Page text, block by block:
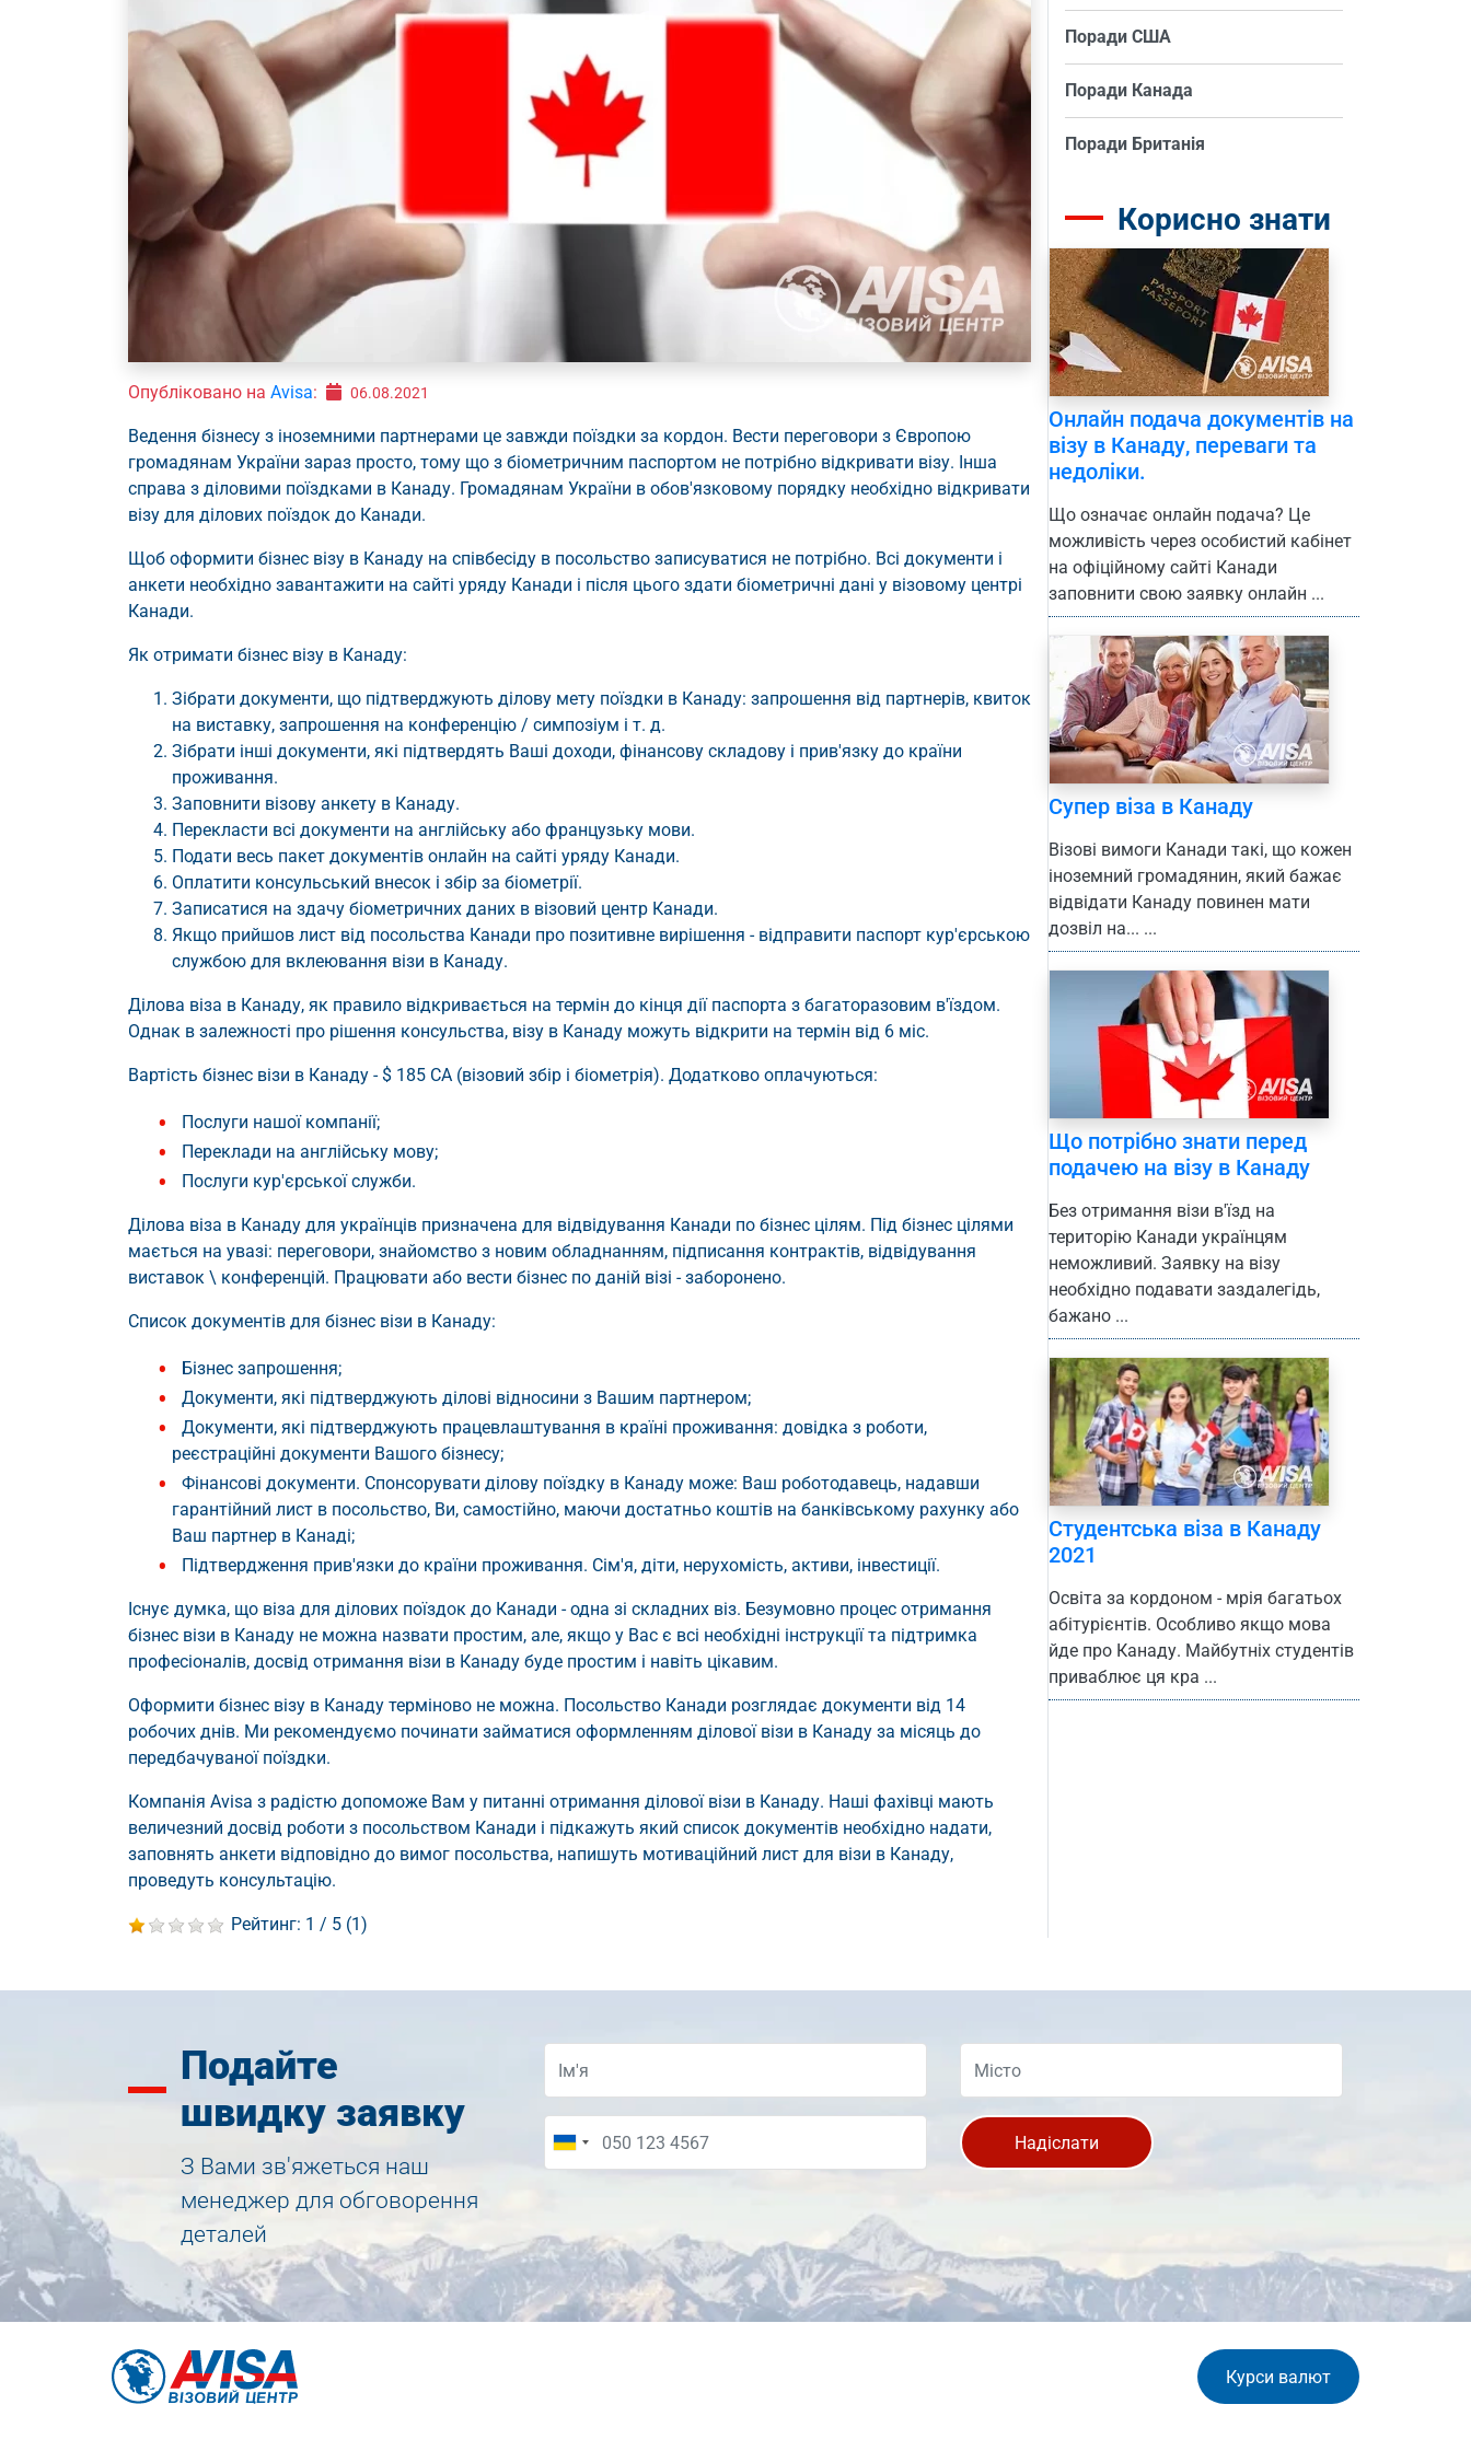
Опубліковано на Avisa: 06.08.2021
Ведення бізнесу з іноземними партнерами це завжди поїздки за кордон. Вести переговори з Європою
громадянам України зараз просто, тому що з біометричним паспортом не потрібно відкривати візу. Інша
справа з діловими поїздками в Канаду. Громадянам України в обов'язковому порядку необхідно відкривати
візу для ділових поїздок до Канади.
Щоб оформити бізнес візу в Канаду на співбесіду в посольство записуватися не потрібно. Всі документи і
анкети необхідно завантажити на сайті уряду Канади і після цього здати біометричні дані у візовому центрі
Канади.
Як отримати бізнес візу в Канаду:
Зібрати документи, що підтверджують ділову мету поїздки в Канаду: запрошення від партнерів, квиток
на виставку, запрошення на конференцію / симпозіум і т. д.
Зібрати інші документи, які підтвердять Ваші доходи, фінансову складову і прив'язку до країни
проживання.
Заповнити візову анкету в Канаду.
Перекласти всі документи на англійську або французьку мови.
Подати весь пакет документів онлайн на сайті уряду Канади.
Оплатити консульський внесок і збір за біометрії.
Записатися на здачу біометричних даних в візовий центр Канади.
Якщо прийшов лист від посольства Канади про позитивне вирішення - відправити паспорт кур'єрською
службою для вклеювання візи в Канаду.
Ділова віза в Канаду, як правило відкривається на термін до кінця дії паспорта з багаторазовим в'їздом.
Однак в залежності про рішення консульства, візу в Канаду можуть відкрити на термін від 6 міс.
Вартість бізнес візи в Канаду - $ 185 СА (візовий збір і біометрія). Додатково оплачуються:
Послуги нашої компанії;
Переклади на англійську мову;
Послуги кур'єрської служби.
Ділова віза в Канаду для українців призначена для відвідування Канади по бізнес цілям. Під бізнес цілями
мається на увазі: переговори, знайомство з новим обладнанням, підписання контрактів, відвідування
виставок \ конференцій. Працювати або вести бізнес по даній візі - заборонено.
Список документів для бізнес візи в Канаду:
Бізнес запрошення;
Документи, які підтверджують ділові відносини з Вашим партнером;
Документи, які підтверджують працевлаштування в країні проживання: довідка з роботи,
реєстраційні документи Вашого бізнесу;
Фінансові документи. Спонсорувати ділову поїздку в Канаду може: Ваш роботодавець, надавши
гарантійний лист в посольство, Ви, самостійно, маючи достатньо коштів на банківському рахунку або
Ваш партнер в Канаді;
Підтвердження прив'язки до країни проживання. Сім'я, діти, нерухомість, активи, інвестиції.
Існує думка, що віза для ділових поїздок до Канади - одна зі складних віз. Безумовно процес отримання
бізнес візи в Канаду не можна назвати простим, але, якщо у Вас є всі необхідні інструкції та підтримка
професіоналів, досвід отримання візи в Канаду буде простим і навіть цікавим.
Оформити бізнес візу в Канаду терміново не можна. Посольство Канади розглядає документи від 14
робочих днів. Ми рекомендуємо починати займатися оформленням ділової візи в Канаду за місяць до
передбачуваної поїздки.
Компанія Avisa з радістю допоможе Вам у питанні отримання ділової візи в Канаду. Наші фахівці мають
величезний досвід роботи з посольством Канади і підкажуть який список документів необхідно надати,
заповнять анкети відповідно до вимог посольства, напишуть мотиваційний лист для візи в Канаду,
проведуть консультацію.
Рейтинг: 1 / 5 (1 )
Поради США
Поради Канада
Поради Британія
Корисно знати
Онлайн подача документів на
візу в Канаду, переваги та
недоліки.
Що означає онлайн подача? Це
можливість через особистий кабінет
на офіційному сайті Канади
заповнити свою заявку онлайн ...
Супер віза в Канаду
Візові вимоги Канади такі, що кожен
іноземний громадянин, який бажає
відвідати Канаду повинен мати
дозвіл на... ...
Що потрібно знати перед
подачею на візу в Канаду
Без отримання візи в'їзд на
територію Канади українцям
неможливий. Заявку на візу
необхідно подавати заздалегідь,
бажано ...
Студентська віза в Канаду
2021
Освіта за кордоном - мрія багатьох
абітурієнтів. Особливо якщо мова
йде про Канаду. Майбутніх студентів
приваблює ця кра ...
Подайте
швидку заявку
З Вами зв'яжеться наш
менеджер для обговорення
деталей
Надіслати
Курси валют